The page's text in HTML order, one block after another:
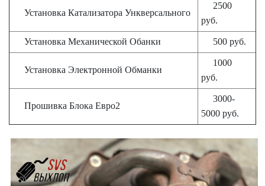
Установка Катализатора Ункверсального
2500
руб.
Установка Механической Обанки 500 руб.
Установка Электронной Обманки
1000
руб.
Прошивка Блока Евро2
3000-
5000 руб.